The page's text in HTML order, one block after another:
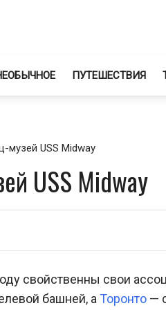
ПУТЕШЕСТВИЯ
музей USS Midway
USS Midway
свойственны свои
башней, а Торонто —